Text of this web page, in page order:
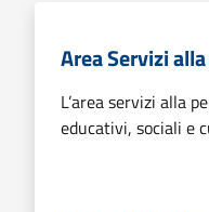
Area Servizi
L’area servizi alla
educativi, sociali e